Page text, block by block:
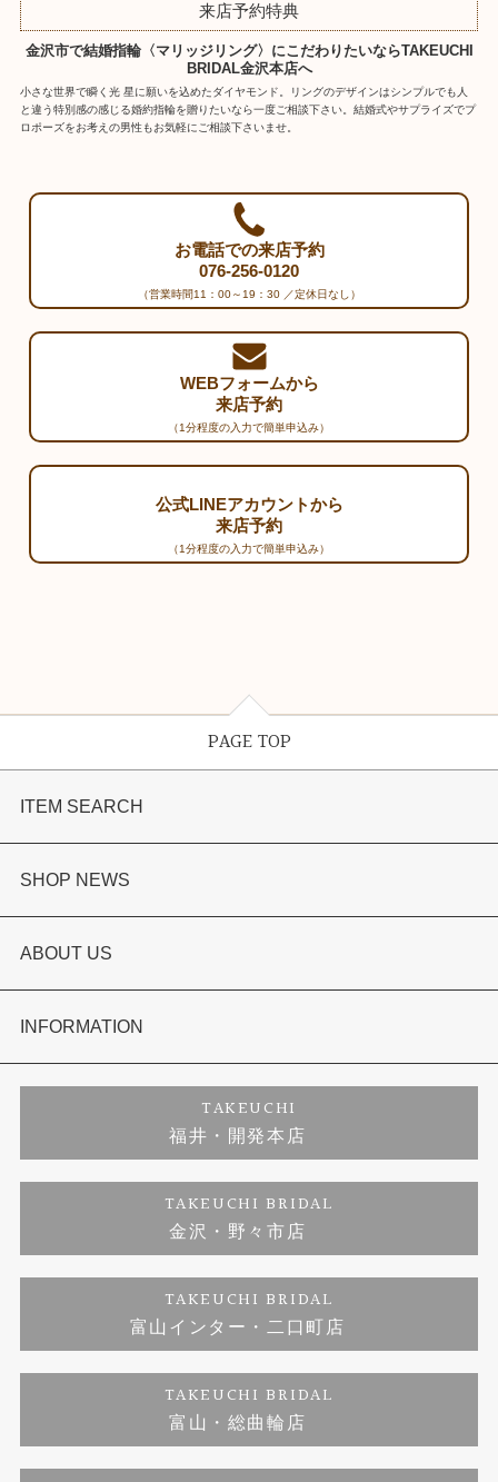
来店予約特典
金沢市で結婚指輪〈マリッジリング〉にこだわりたいならTAKEUCHI
BRIDAL金沢本店へ
小さな世界で瞬く光 星に願いを込めたダイヤモンド。リングのデザインはシンプルでも人
と違う特別感の感じる婚約指輪を贈りたいなら一度ご相談下さい。結婚式やサプライズでプ
ロポーズをお考えの男性もお気軽にご相談下さいませ。
お電話での来店予約
076-256-0120
（営業時間11：00～19：30 ／定休日なし）
WEBフォームから
来店予約
（1分程度の入力で簡単申込み）
公式LINEアカウントから
来店予約
（1分程度の入力で簡単申込み）
PAGE TOP
ITEM SEARCH
婚約指輪
結婚指輪
セットリング
婚約ネックレス
金・プラチナのお取引
SHOP NEWS
TAKEUCHI BRIDAL金沢本店情報
商品一覧
ブランドリスト
金澤指輪工房｜手作りペアリング
金澤指輪工房｜手作り結婚指輪 and 婚約指輪
金澤指輪工房｜手作り婚約指輪プロポーズプラン
ABOUT US
会社概要
お客様の声
INFORMATION
プライバシーポリシー
TAKEUCHI
福井・開発本店
TAKEUCHI BRIDAL
金沢・野々市店
TAKEUCHI BRIDAL
富山インター・二口町店
TAKEUCHI BRIDAL
富山・総曲輪店